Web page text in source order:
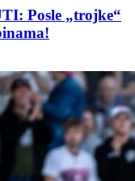
Posle „trojke“